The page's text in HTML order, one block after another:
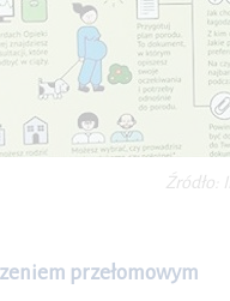
przełomowym